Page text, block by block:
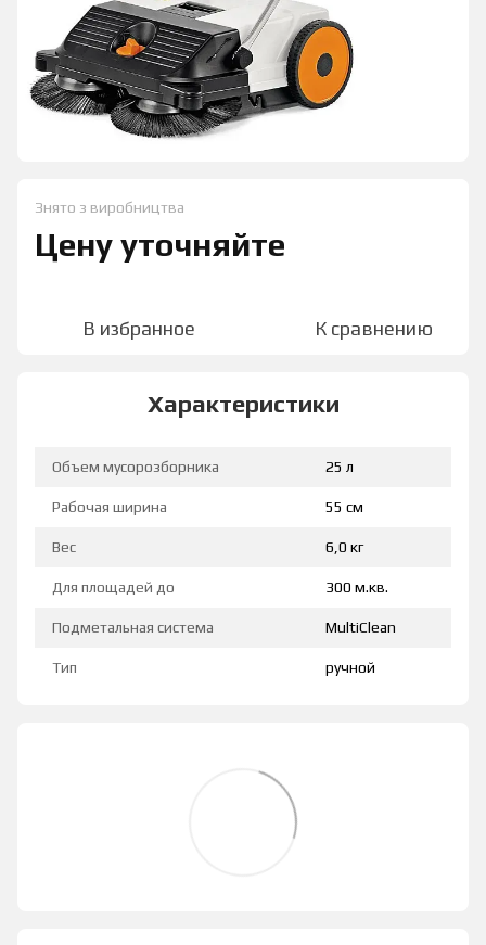
Знято з виробництва
Цену уточняйте
В избранное К сравнению
Характеристики
Объем мусорозборника 25 л
Рабочая ширина 55 см
Вес 6,0 кг
Для площадей до 300 м.кв.
Подметальная система MultiClean
Тип ручной